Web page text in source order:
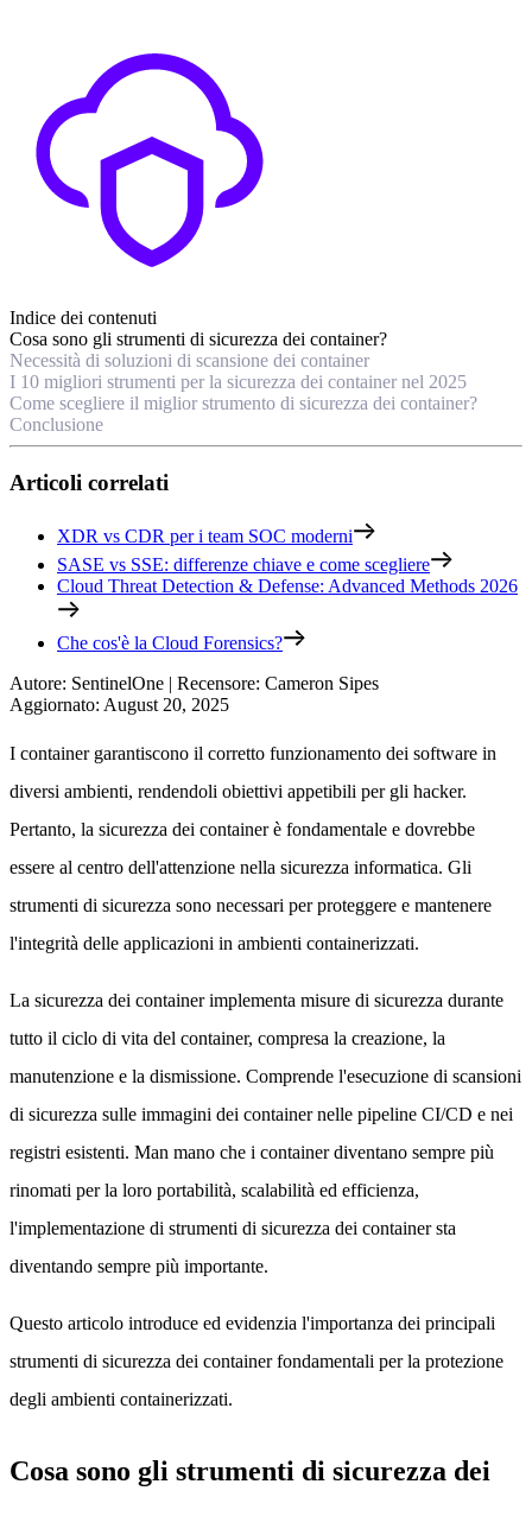
Indice dei contenuti
Cosa sono gli strumenti di sicurezza dei container?
Necessità di soluzioni di scansione dei container
I 10 migliori strumenti per la sicurezza dei container nel 2025
Come scegliere il miglior strumento di sicurezza dei container?
Conclusione
Articoli correlati
XDR vs CDR per i team SOC moderni
SASE vs SSE: differenze chiave e come scegliere
Cloud Threat Detection & Defense: Advanced Methods 2026
Che cos'è la Cloud Forensics?
Autore: SentinelOne | Recensore: Cameron Sipes
Aggiornato: August 20, 2025
I container garantiscono il corretto funzionamento dei software in
diversi ambienti, rendendoli obiettivi appetibili per gli hacker.
Pertanto, la sicurezza dei container è fondamentale e dovrebbe
essere al centro dell'attenzione nella sicurezza informatica. Gli
strumenti di sicurezza sono necessari per proteggere e mantenere
l'integrità delle applicazioni in ambienti containerizzati.
La sicurezza dei container implementa misure di sicurezza durante
tutto il ciclo di vita del container, compresa la creazione, la
manutenzione e la dismissione. Comprende l'esecuzione di scansioni
di sicurezza sulle immagini dei container nelle pipeline CI/CD e nei
registri esistenti. Man mano che i container diventano sempre più
rinomati per la loro portabilità, scalabilità ed efficienza,
l'implementazione di strumenti di sicurezza dei container sta
diventando sempre più importante.
Questo articolo introduce ed evidenzia l'importanza dei principali
strumenti di sicurezza dei container fondamentali per la protezione
degli ambienti containerizzati.
Cosa sono gli strumenti di sicurezza dei